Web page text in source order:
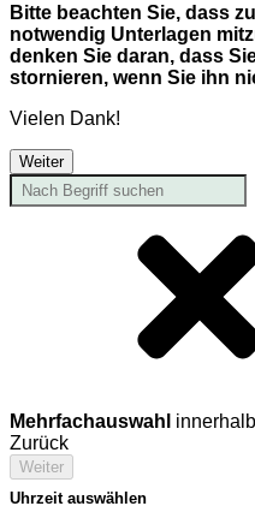
Bitte beachten Sie, dass
notwendig Unterlagen
denken Sie daran, dass
stornieren, wenn Sie ihn
Vielen Dank!
Weiter
Mehrfachauswahl
Zurück
Weiter
Uhrzeit auswählen